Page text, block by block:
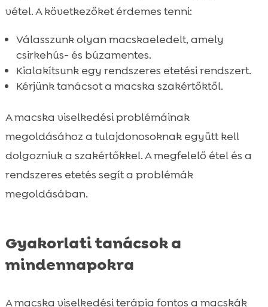
vétel. A következőket érdemes tenni:
Válasszunk olyan macskaeledelt, amely
csirkehús- és búzamentes.
Kialakítsunk egy rendszeres etetési rendszert.
Kérjünk tanácsot a macska szakértőktől.
A macska viselkedési problémáinak
megoldásához a tulajdonosoknak együtt kell
dolgozniuk a szakértőkkel. A megfelelő étel és a
rendszeres etetés segít a problémák
megoldásában.
Gyakorlati tanácsok a
mindennapokra
A macska viselkedési terápia fontos a macskák